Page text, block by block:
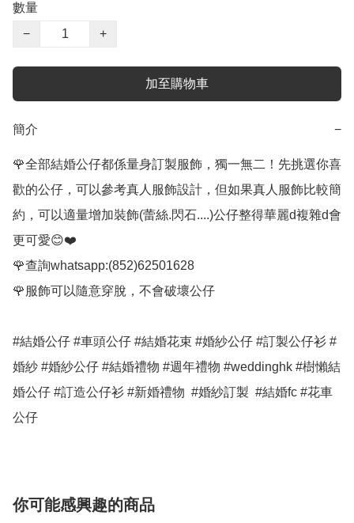
數量
−
+
加至購物車
簡介 −
🌹全部結婚公仔都係量身訂製服飾，獨一無二！先挑選你喜
歡的公仔，可以參考真人服飾設計，但如果真人服飾比較簡
約，可以適量增加裝飾(蕾絲.閃石....)公仔整得華麗d複雜d會
更可愛😊❤️
🌹查詢whatsapp:(852)62501628
🌹服飾可以隨意穿脫，不會破壞公仔
#結婚公仔 #車頭公仔 #結婚花束 #婚紗公仔 #訂製公仔衫 #
婚紗 #婚紗公仔 #結婚禮物 #週年禮物 #weddinghk #樹懶結
婚公仔 #訂造公仔衫 #新婚禮物  #婚紗訂製  #結婚fc #花車
公仔
你可能感興趣的商品